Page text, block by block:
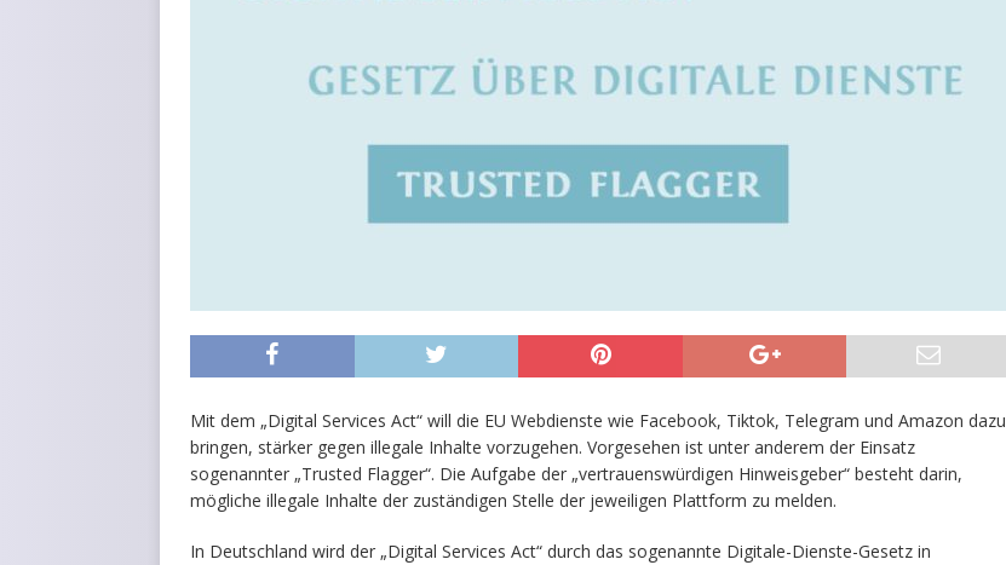
Mit dem „Digital Services Act“ will die EU Webdienste wie Facebook, Tiktok, Telegram und Amazon dazu
bringen, stärker gegen illegale Inhalte vorzugehen. Vorgesehen ist unter anderem der Einsatz
sogenannter „Trusted Flagger“. Die Aufgabe der „vertrauenswürdigen Hinweisgeber“ besteht darin,
mögliche illegale Inhalte der zuständigen Stelle der jeweiligen Plattform zu melden.
In Deutschland wird der „Digital Services Act“ durch das sogenannte Digitale-Dienste-Gesetz in